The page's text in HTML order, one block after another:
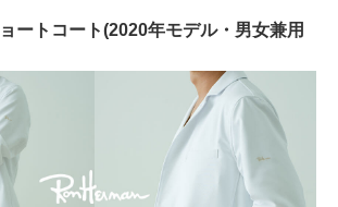
ートコート(2020年モデル・男女兼用